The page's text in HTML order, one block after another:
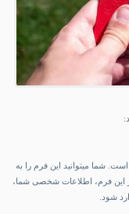
شما میتوانید این فرم را به
این فرم، اطلاعات شخصی شما،
شود.